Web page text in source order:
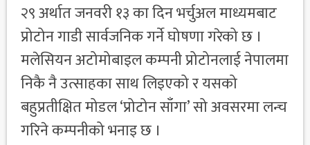
२९ अर्थात जनवरी १३ का दिन भर्चुअल माध्यमबाट
प्रोटोन गाडी सार्वजनिक गर्ने घोषणा गरेको छ ।
मलेसियन अटोमोबाइल कम्पनी प्रोटोनलाई नेपालमा
निकै नै उत्साहका साथ लिइएको र यसको
बहुप्रतीक्षित मोडल ‘प्रोटोन साँगा’ सो अवसरमा लन्च
गरिने कम्पनीको भनाइ छ ।